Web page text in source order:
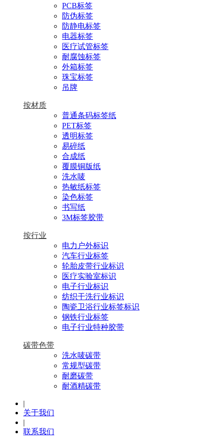
PCB标签
防伪标签
防静电标签
电器标签
医疗试管标签
耐腐蚀标签
外箱标签
珠宝标签
吊牌
按材质
普通条码标签纸
PET标签
透明标签
易碎纸
合成纸
覆膜铜版纸
洗水唛
热敏纸标签
染色标签
书写纸
3M标签胶带
按行业
电力户外标识
汽车行业标签
轮胎皮带行业标识
医疗实验室标识
电子行业标识
纺织干洗行业标识
陶瓷卫浴行业标签标识
钢铁行业标签
电子行业特种胶带
碳带色带
洗水唛碳带
常规型碳带
耐磨碳带
耐酒精碳带
|
关于我们
|
联系我们